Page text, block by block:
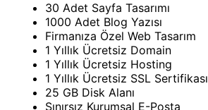
30 Adet Sayfa Tasarımı
1000 Adet Blog Yazısı
Firmanıza Özel Web Tasarım
1 Yıllık Ücretsiz Domain
1 Yıllık Ücretsiz Hosting
1 Yıllık Ücretsiz SSL Sertifikası
25 GB Disk Alanı
Sınırsız Kurumsal E-Posta